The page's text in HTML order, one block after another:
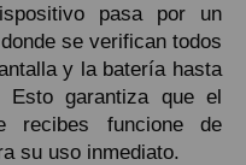
pasa por un
se verifican todos
y la batería hasta
garantiza que el
recibes funcione de
su uso inmediato.